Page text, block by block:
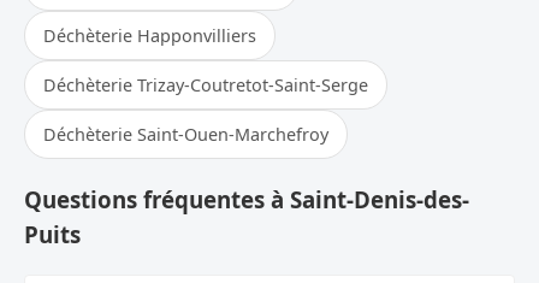
Déchèterie Happonvilliers
Déchèterie Trizay-Coutretot-Saint-Serge
Déchèterie Saint-Ouen-Marchefroy
Questions fréquentes à Saint-Denis-des-
Puits